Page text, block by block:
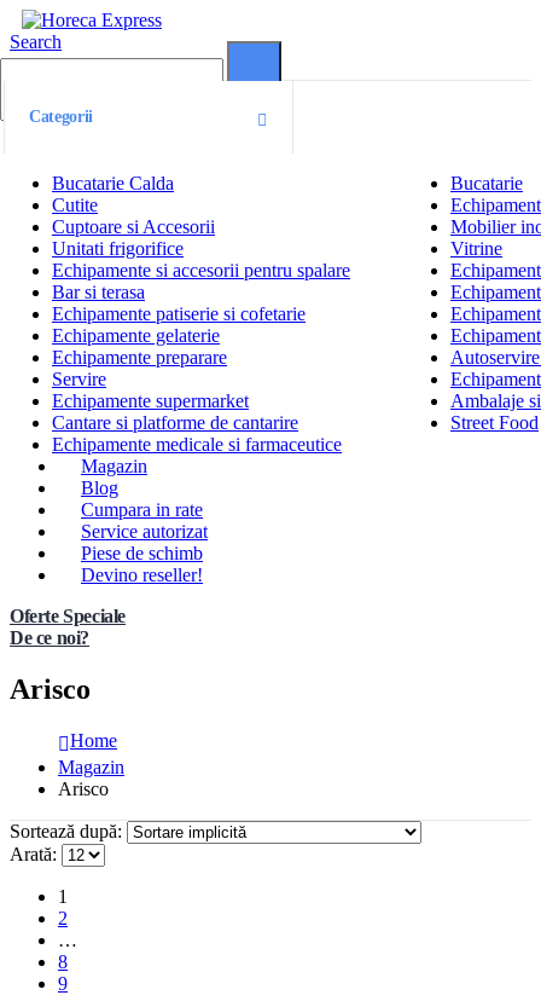
Search
Categorii
Bucatarie Calda
Bucatarie
Cutite
Cuptoare si Accesorii
Mobilier
Unitati frigorifice
Vitrine
Echipamente si accesorii pentru spalare
Bar si terasa
Echipamente patiserie si cofetarie
Echipamente gelaterie
Echipamente preparare
Servire
Echipamente supermarket
Ambalaje
Cantare si platforme de cantarire
Street Food
Echipamente medicale si farmaceutice
Magazin
Blog
Cumpara in rate
Service autorizat
Piese de schimb
Devino reseller!
Oferte Speciale
De ce noi?
Arisco
Home
Magazin
Arisco
Sortează după:
Arată:
1
2
…
8
9